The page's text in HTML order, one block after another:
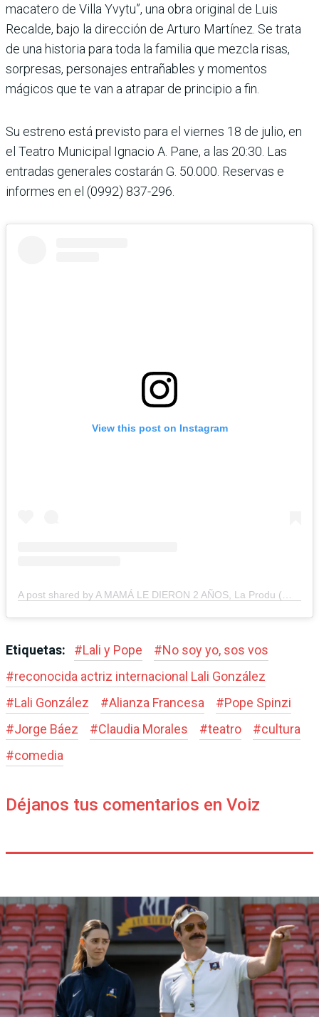
macatero de Villa Yvytu”, una obra original de Luis
Recalde, bajo la dirección de Arturo Martínez. Se trata
de una his­toria para toda la familia que mezcla risas,
sorpresas, perso­najes entrañables y momentos
mágicos que te van a atrapar de principio a fin.
Su estreno está previsto para el viernes 18 de julio, en
el Teatro Municipal Ignacio A. Pane, a las 20:30. Las
entradas generales cos­tarán G. 50.000. Reservas e
informes en el (0992) 837-296.
View this post on Instagram
Etiquetas: #Lali y Pope #No soy yo, sos vos
#reconocida actriz internacional Lali González
#Lali González #Alianza Francesa #Pope Spinzi
#Jorge Báez #Claudia Morales #teatro #cultura
#comedia
Déjanos tus comentarios en Voiz